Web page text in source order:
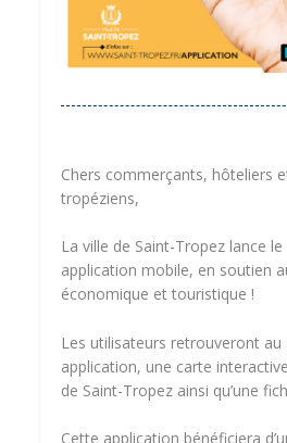
Chers commerçants, hôteliers
tropéziens,
La ville de Saint-Tropez lance
application mobile, en soutien
économique et touristique !
Les utilisateurs retrouveront au
application, une carte
de Saint-Tropez ainsi qu’une
Cette application bénéficiera